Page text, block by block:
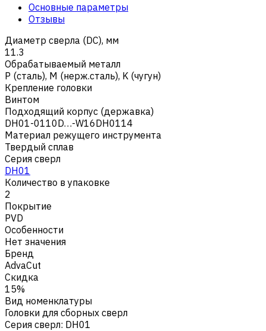
Основные параметры
Отзывы
Диаметр сверла (DC), мм
11.3
Обрабатываемый металл
Р (сталь), M (нерж.сталь), K (чугун)
Крепление головки
Винтом
Подходящий корпус (державка)
DH01-0110D…-W16DH0114
Материал режущего инструмента
Твердый сплав
Серия сверл
DH01
Количество в упаковке
2
Покрытие
PVD
Особенности
Нет значения
Бренд
AdvaCut
Скидка
15%
Вид номенклатуры
Головки для сборных сверл
Серия сверл: DH01